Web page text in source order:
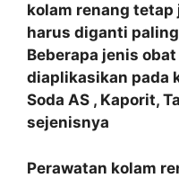
kolam renang
harus diganti
Beberapa jenis
diaplikasikan pada
Soda AS , Kaporit,
sejenisnya
Perawatan kolam